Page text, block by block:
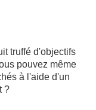
truffé d'objectifs
pouvez même
à l'aide d'un
?